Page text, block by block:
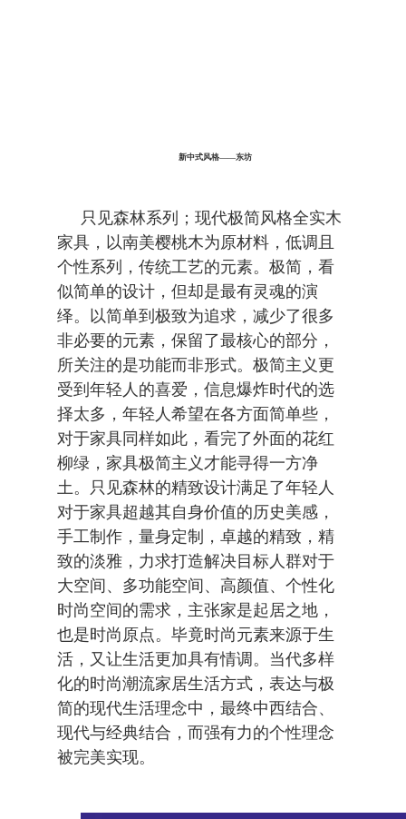
新中式风格——东坊
只见森林系列；现代极简风格全实木
家具，以南美樱桃木为原材料，低调且
个性系列，传统工艺的元素。极简，看
似简单的设计，但却是最有灵魂的演
绎。以简单到极致为追求，减少了很多
非必要的元素，保留了最核心的部分，
所关注的是功能而非形式。极简主义更
受到年轻人的喜爱，信息爆炸时代的选
择太多，年轻人希望在各方面简单些，
对于家具同样如此，看完了外面的花红
柳绿，家具极简主义才能寻得一方净
土。只见森林的精致设计满足了年轻人
对于家具超越其自身价值的历史美感，
手工制作，量身定制，卓越的精致，精
致的淡雅，力求打造解决目标人群对于
大空间、多功能空间、高颜值、个性化
时尚空间的需求，主张家是起居之地，
也是时尚原点。毕竟时尚元素来源于生
活，又让生活更加具有情调。当代多样
化的时尚潮流家居生活方式，表达与极
简的现代生活理念中，最终中西结合、
现代与经典结合，而强有力的个性理念
被完美实现。